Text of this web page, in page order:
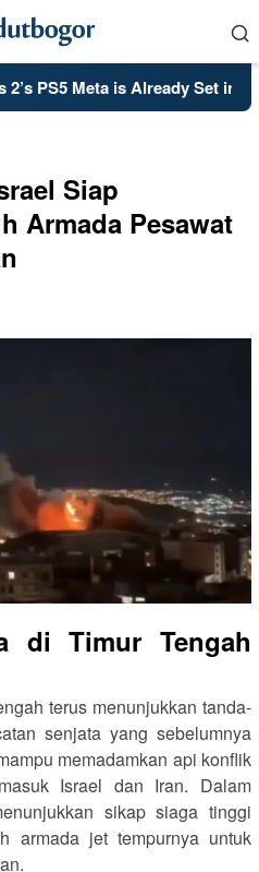
Meta is Already Set in Stone
Siap
Armada Pesawat
di Timur Tengah
terus menunjukkan tanda-
senjata yang sebelumnya
memadamkan api konflik
Israel dan Iran. Dalam
sikap siaga tinggi
armada jet tempurnya untuk